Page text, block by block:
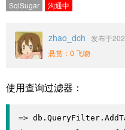
SqlSugar 沟通中
zhao_dch
发布于
悬赏：0 飞吻
使用查询过滤器：
=>